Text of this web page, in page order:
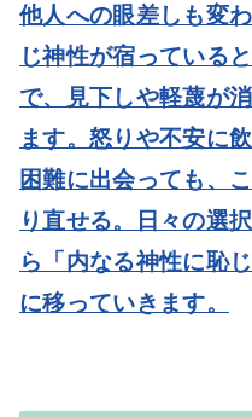
他人への眼差しも変
じ神性が宿っている
で、見下しや軽蔑が
ます。怒りや不安に
困難に出会っても、
り直せる。日々の選
ら「内なる神性に恥
に移っていきます。